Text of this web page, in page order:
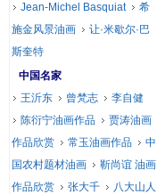
Jean-Michel Basquiat
希
施金风景油画
让·米歇尔·巴
斯奎特
中国名家
王沂东
曾梵志
李自健
陈衍宁油画作品
贾涛油画
作品欣赏
常玉油画作品
中
国农村题材油画
靳尚谊 油画
作品欣赏
张大千
八大山人